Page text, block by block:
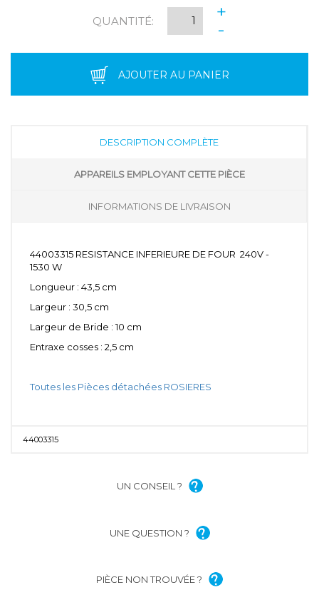
QUANTITÉ:
+
-
AJOUTER AU PANIER
DESCRIPTION COMPLÈTE
APPAREILS EMPLOYANT CETTE PIÈCE
INFORMATIONS DE LIVRAISON
44003315 RESISTANCE INFERIEURE DE FOUR 240V -
1530 W
Longueur : 43,5 cm
Largeur : 30,5 cm
Largeur de Bride : 10 cm
Entraxe cosses : 2,5 cm
Toutes les Pièces détachées ROSIERES
44003315
UN CONSEIL ?
UNE QUESTION ?
PIÈCE NON TROUVÉE ?